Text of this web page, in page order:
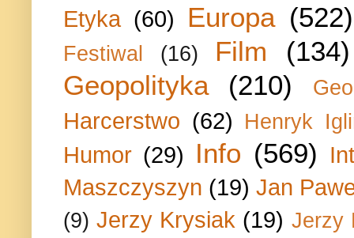
Etyka (60) Europa (522)
Festiwal (16) Film
(134)
Geopolityka
(210)
Harcerstwo (62) Henryk
Humor (29) Info (569)
Maszczyszyn (19) Jan
(9) Jerzy Krysiak (19) Jerzy